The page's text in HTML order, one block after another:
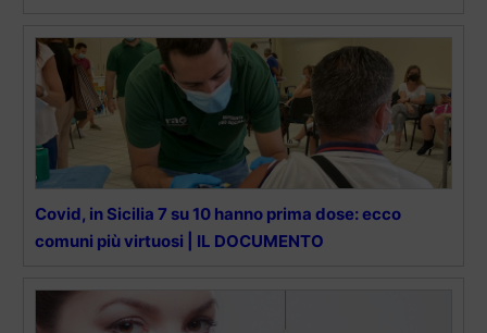
Covid, in Sicilia 7 su 10 hanno prima dose: ecco
comuni più virtuosi | IL DOCUMENTO